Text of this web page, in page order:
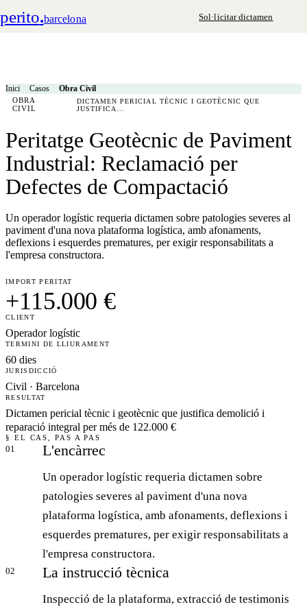
perito.barcelona Sol·licitar dictamen
Inici Casos Obra Civil
OBRA
CIVIL
DICTAMEN PERICIAL TÈCNIC I GEOTÈCNIC QUE
JUSTIFICA...
Peritatge Geotècnic de Paviment
Industrial: Reclamació per
Defectes de Compactació
Un operador logístic requeria dictamen sobre patologies severes al
paviment d'una nova plataforma logística, amb afonaments,
deflexions i esquerdes prematures, per exigir responsabilitats a
l'empresa constructora.
IMPORT PERITAT
+115.000 €
CLIENT
Operador logístic
TERMINI DE LLIURAMENT
60 dies
JURISDICCIÓ
Civil · Barcelona
RESULTAT
Dictamen pericial tècnic i geotècnic que justifica demolició i
reparació integral per més de 122.000 €
§ EL CAS, PAS A PAS
01 L'encàrrec
Un operador logístic requeria dictamen sobre
patologies severes al paviment d'una nova
plataforma logística, amb afonaments, deflexions i
esquerdes prematures, per exigir responsabilitats a
l'empresa constructora.
02 La instrucció tècnica
Inspecció de la plataforma, extracció de testimonis